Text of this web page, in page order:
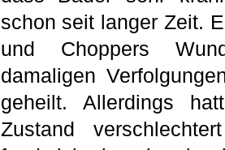
schon seit langer Zeit.
und Choppers
damaligen
geheilt. Allerdings
Zustand